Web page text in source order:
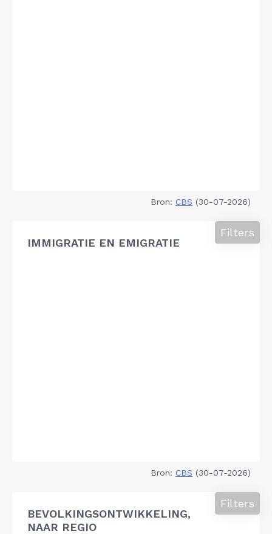
Bron: CBS (30-07-2026)
IMMIGRATIE EN EMIGRATIE
Filters
Bron: CBS (30-07-2026)
BEVOLKINGSONTWIKKELING,
NAAR REGIO
Filters